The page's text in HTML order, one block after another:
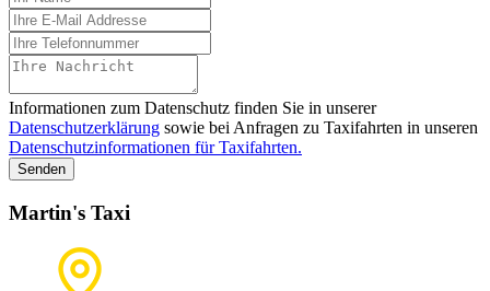
Informationen zum Datenschutz finden Sie in unserer
Datenschutzerklärung sowie bei Anfragen zu Taxifahrten in unseren
Datenschutzinformationen für Taxifahrten.
Martin's Taxi